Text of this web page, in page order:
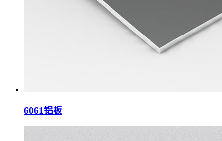
6061铝板